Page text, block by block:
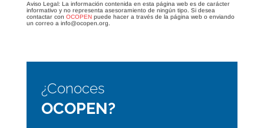
Aviso Legal: La información contenida en esta página web es de carácter
informativo y no representa asesoramiento de ningún tipo. Si desea
contactar con OCOPEN puede hacer a través de la página web o enviando
un correo a info@ocopen.org.
¿Conoces
OCOPEN?